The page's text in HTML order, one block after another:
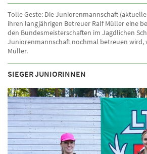
Tolle Geste: Die Juniorenmannschaft
ihren langjährigen Betreuer Ralf Müller eine
den Bundesmeisterschaften im Jagdlichen
Juniorenmannschaft nochmal betreuen wird,
Müller.
SIEGER JUNIORINNEN